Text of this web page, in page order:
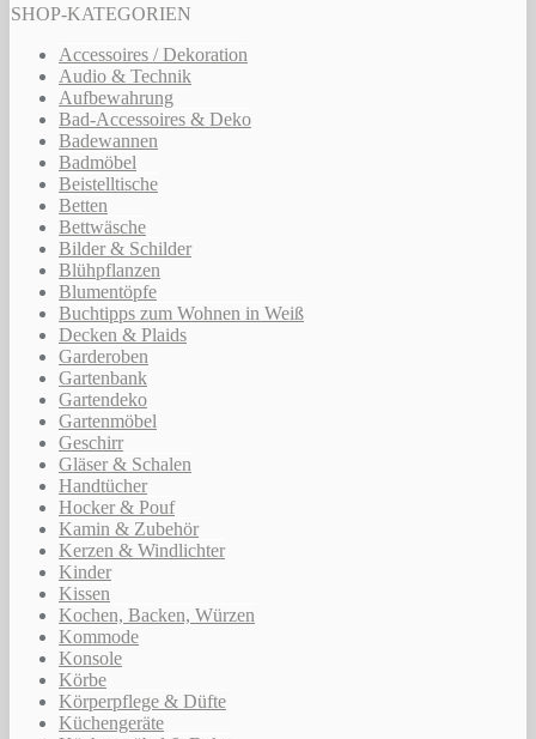
SHOP-KATEGORIEN
Accessoires / Dekoration
Audio & Technik
Aufbewahrung
Bad-Accessoires & Deko
Badewannen
Badmöbel
Beistelltische
Betten
Bettwäsche
Bilder & Schilder
Blühpflanzen
Blumentöpfe
Buchtipps zum Wohnen in Weiß
Decken & Plaids
Garderoben
Gartenbank
Gartendeko
Gartenmöbel
Geschirr
Gläser & Schalen
Handtücher
Hocker & Pouf
Kamin & Zubehör
Kerzen & Windlichter
Kinder
Kissen
Kochen, Backen, Würzen
Kommode
Konsole
Körbe
Körperpflege & Düfte
Küchengeräte